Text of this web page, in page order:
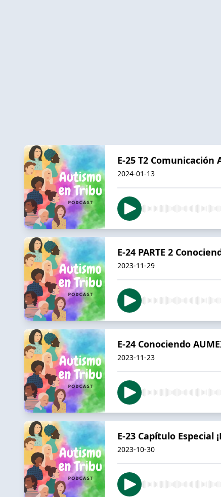
E-25 T2
2024-01-13
E-24 PARTE 2
2023-11-29
E-24 Conociendo
2023-11-23
E-23 Capítulo
2023-10-30